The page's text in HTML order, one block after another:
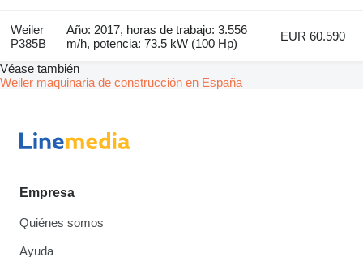
Weiler
P385B
Año: 2017, horas de trabajo: 3.556
m/h, potencia: 73.5 kW (100 Hp)
EUR 60.590
Véase también
Weiler maquinaria de construcción en España
Empresa
Quiénes somos
Ayuda